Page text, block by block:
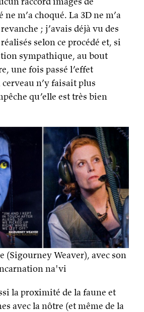
m’a choqué. La 3D ne m’a
; j’avais déjà vu des
selon ce procédé et, si
sympathique, au bout
une fois passé l’effet
n’y faisait plus
qu’elle est très bien
(Sigourney Weaver), avec son
na'vi
la proximité de la faune et
avec la nôtre (et même de la